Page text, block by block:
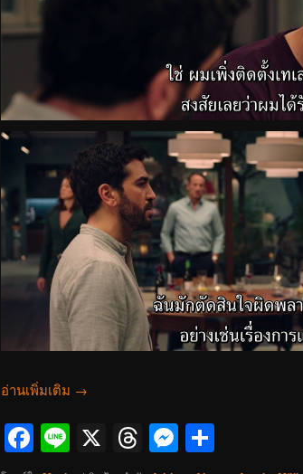
อ่านเพิ่มเติม →
Facebook
Line
X Threads
Messenger